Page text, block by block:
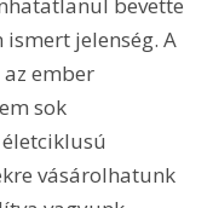
bevette
ismert jelenség. A
ember
sok
vásárolhatunk